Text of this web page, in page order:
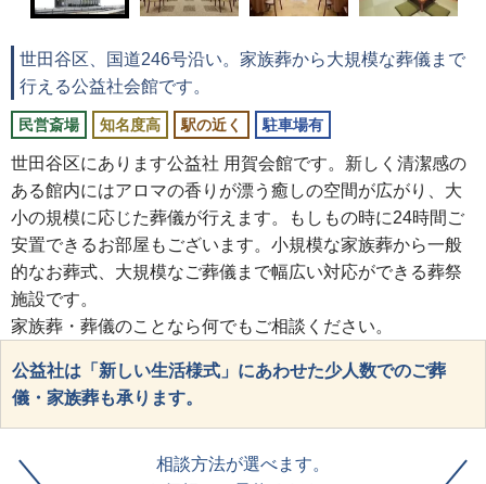
世田谷区、国道246号沿い。家族葬から大規模な葬儀まで
行える公益社会館です。
民営斎場 知名度高 駅の近く 駐車場有
世田谷区にあります公益社 用賀会館です。新しく清潔感の
ある館内にはアロマの香りが漂う癒しの空間が広がり、大
小の規模に応じた葬儀が行えます。もしもの時に24時間ご
安置できるお部屋もございます。小規模な家族葬から一般
的なお葬式、大規模なご葬儀まで幅広い対応ができる葬祭
施設です。
家族葬・葬儀のことなら何でもご相談ください。
公益社は「新しい生活様式」にあわせた少人数でのご葬
儀・家族葬も承ります。
相談方法が選べます。